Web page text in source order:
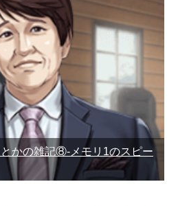
とかの雑記⑧-メモリ1のスピー